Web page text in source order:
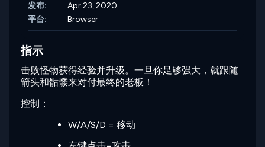
发布:
Apr 23, 2020
平台:
Browser
指示
击败怪物获得经验并升级。一旦你足够强大，就跟随
箭头和骷髅来对付最终的老板！
控制：
W/A/S/D = 移动